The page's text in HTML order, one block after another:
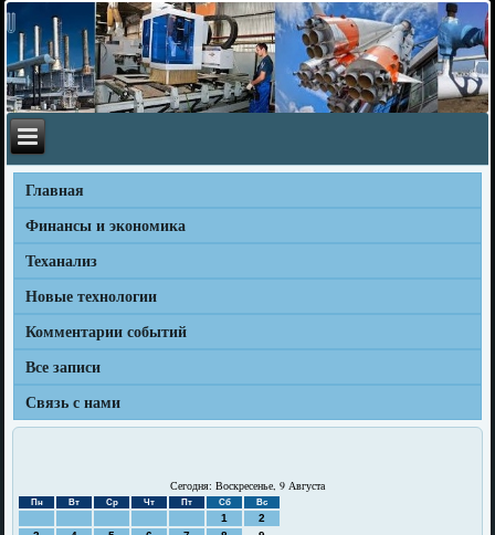
Главная
Финансы и экономика
Теханализ
Новые технологии
Комментарии событий
Все записи
Связь с нами
Сегодня: Воскресенье, 9 Августа
Пн Вт Ср Чт Пт Сб Вс
1
2